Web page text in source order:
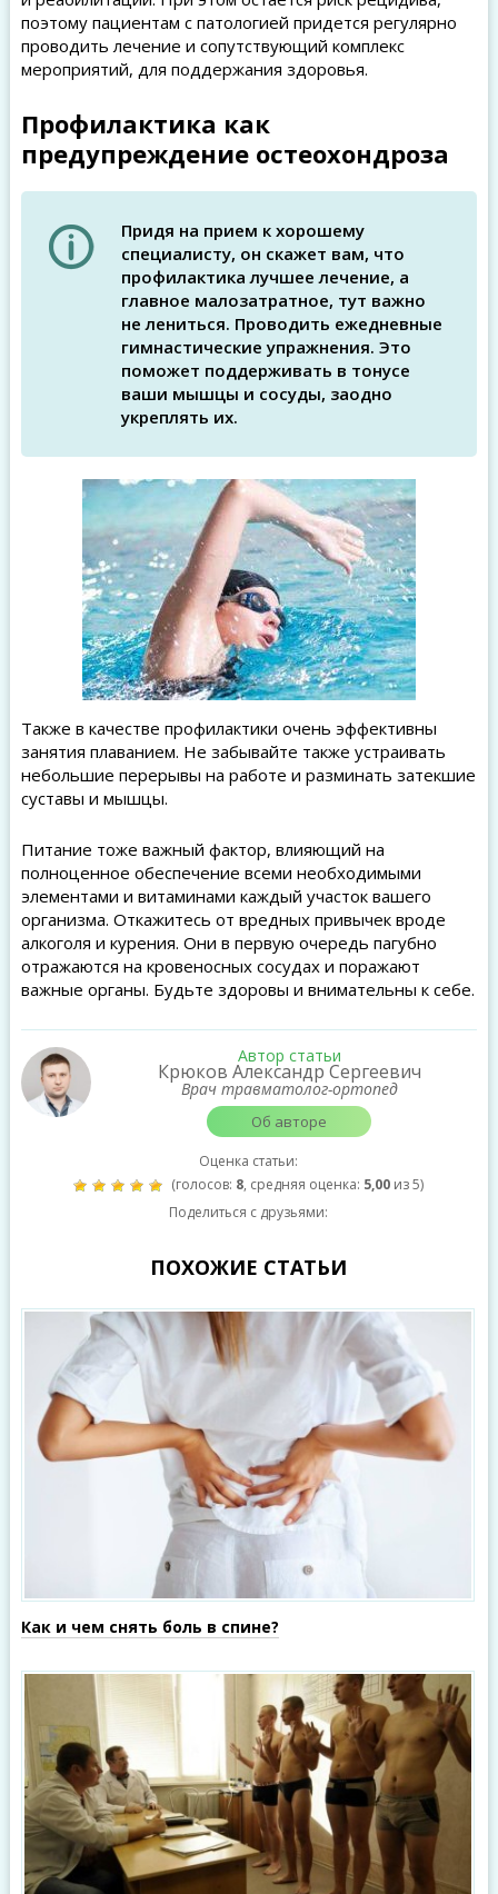
поэтому пациентам с патологией придется регулярно
проводить лечение и сопутствующий комплекс
мероприятий, для поддержания здоровья.
Профилактика как
предупреждение остеохондроза
Придя на прием к хорошему
специалисту, он скажет вам, что
профилактика лучшее лечение, а
главное малозатратное, тут важно
не лениться. Проводить ежедневные
гимнастические упражнения. Это
поможет поддерживать в тонусе
ваши мышцы и сосуды, заодно
укреплять их.
Также в качестве профилактики очень эффективны
занятия плаванием. Не забывайте также устраивать
небольшие перерывы на работе и разминать затекшие
суставы и мышцы.
Питание тоже важный фактор, влияющий на
полноценное обеспечение всеми необходимыми
элементами и витаминами каждый участок вашего
организма. Откажитесь от вредных привычек вроде
алкоголя и курения. Они в первую очередь пагубно
отражаются на кровеносных сосудах и поражают
важные органы. Будьте здоровы и внимательны к себе.
Автор статьи
Крюков Александр Сергеевич
Врач травматолог-ортопед
Об авторе
Оценка статьи:
(голосов: 8, средняя оценка: 5,00 из 5)
Поделиться с друзьями:
ПОХОЖИЕ СТАТЬИ
Как и чем снять боль в спине?